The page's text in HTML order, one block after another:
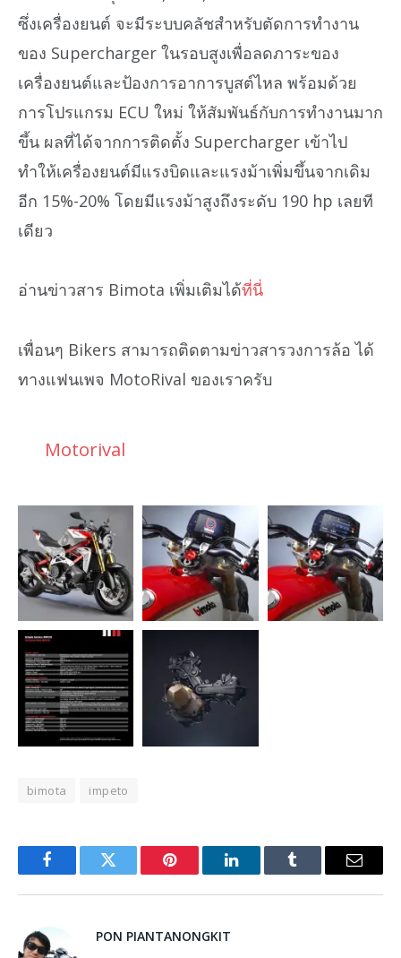
ซึ่งเครื่องยนต์ จะมีระบบคลัชสำหรับตัดการทำงาน
ของ Supercharger ในรอบสูงเพื่อลดภาระของ
เครื่องยนต์และป้องการอาการบูสต์ไหล พร้อมด้วย
การโปรแกรม ECU ใหม่ ให้สัมพันธ์กับการทำงานมาก
ขึ้น ผลที่ได้จากการติดตั้ง Supercharger เข้าไป
ทำให้เครื่องยนต์มีแรงบิดและแรงม้าเพิ่มขึ้นจากเดิม
อีก 15%-20% โดยมีแรงม้าสูงถึงระดับ 190 hp เลยที
เดียว
อ่านข่าวสาร Bimota เพิ่มเติมได้ที่นี่
เพื่อนๆ Bikers สามารถติดตามข่าวสารวงการล้อ ได้
ทางแฟนเพจ MotoRival ของเราครับ
Motorival
bimota impeto
FacebookTwitter Pinterest LinkedInTumblr Email
PON PIANTANONGKIT